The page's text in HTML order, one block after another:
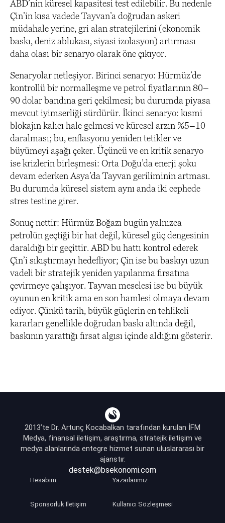
ABD’nin küresel kapasitesi test edilebilir. Bu nedenle
Çin’in kısa vadede Tayvan’a doğrudan askeri
müdahale yerine, gri alan stratejilerini (ekonomik
baskı, deniz ablukası, siyasi izolasyon) artırması
daha olası bir senaryo olarak öne çıkıyor.
Senaryolar netleşiyor. Birinci senaryo: Hürmüz’de
kontrollü bir normalleşme ve petrol fiyatlarının 80–
90 dolar bandına geri çekilmesi; bu durumda piyasa
mevcut iyimserliği sürdürür. İkinci senaryo: kısmi
blokajın kalıcı hale gelmesi ve küresel arzın %5–10
daralması; bu, enflasyonu yeniden tetikler ve
büyümeyi aşağı çeker. Üçüncü ve en kritik senaryo
ise krizlerin birleşmesi: Orta Doğu’da enerji şoku
devam ederken Asya’da Tayvan geriliminin artması.
Bu durumda küresel sistem aynı anda iki cephede
stres testine girer.
Sonuç nettir: Hürmüz Boğazı bugün yalnızca
petrolün geçtiği bir hat değil, küresel güç dengesinin
daraldığı bir geçittir. ABD bu hattı kontrol ederek
Çin’i sıkıştırmayı hedefliyor; Çin ise bu baskıyı uzun
vadeli bir stratejik yeniden yapılanma fırsatına
çevirmeye çalışıyor. Tayvan meselesi ise bu büyük
oyunun en kritik ama en son hamlesi olmaya devam
ediyor. Çünkü tarih, büyük güçlerin en tehlikeli
kararları genellikle doğrudan baskı altında değil,
baskının yarattığı fırsat algısı içinde aldığını gösterir.
2013’te Dr. Artunç Kocabalkan tarafından kurulan İFM
Medya, finansal iletişim, araştırma, stratejik iletişim ve
medya alanlarında entegre hizmet sunan uluslararası bir
ajanstır.
destek@bsekonomi.com
Hesabım Yazarlarımız
Sponsorluk İletişim Kullanıcı Sözleşmesi